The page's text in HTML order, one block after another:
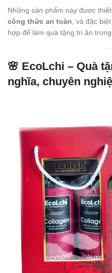
Những sản phẩm này được
công thức an toàn , và đặc
hợp để làm quà tặng tri ân
🌸 EcoLchi – Quà
nghĩa, chuyên